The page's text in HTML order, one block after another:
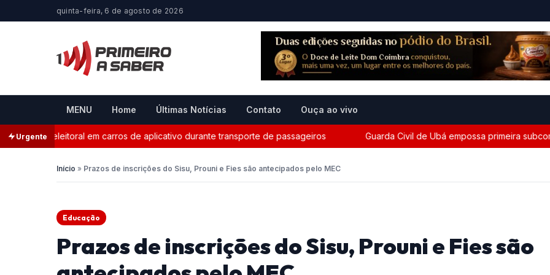
quinta-feira, 6 de agosto de 2026
MENU Home Últimas Notícias Contato Ouça ao vivo
Urgente
eleitoral em carros de aplicativo durante transporte de passageiros Guarda Civil de Ubá empossa primeira
Início » Prazos de inscrições do Sisu, Prouni e Fies são antecipados pelo MEC
Educação
Prazos de inscrições do Sisu, Prouni e Fies são